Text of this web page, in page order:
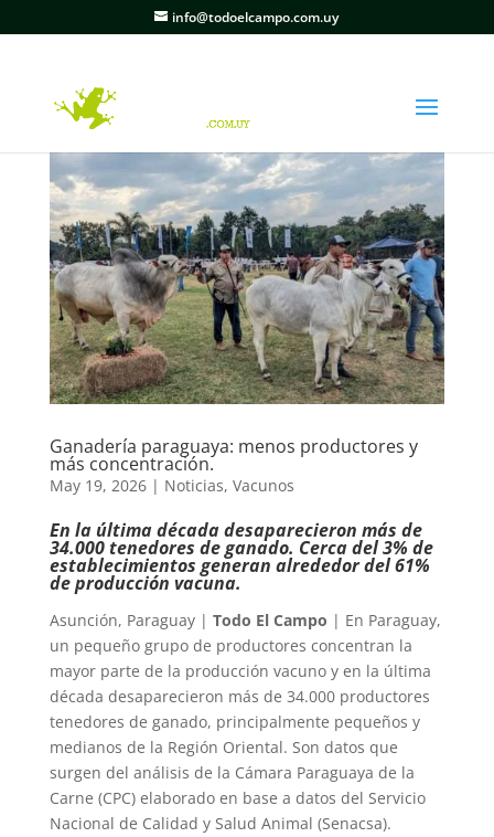
info@todoelcampo.com.uy
Ganadería paraguaya: menos productores y
más concentración.
May 19, 2026| Noticias, Vacunos
En la última década desaparecieron más de
34.000 tenedores de ganado. Cerca del 3% de
establecimientos generan alrededor del 61%
de producción vacuna.
Asunción, Paraguay | Todo El Campo | En Paraguay,
un pequeño grupo de productores concentran la
mayor parte de la producción vacuno y en la última
década desaparecieron más de 34.000 productores
tenedores de ganado, principalmente pequeños y
medianos de la Región Oriental. Son datos que
surgen del análisis de la Cámara Paraguaya de la
Carne (CPC) elaborado en base a datos del Servicio
Nacional de Calidad y Salud Animal (Senacsa).